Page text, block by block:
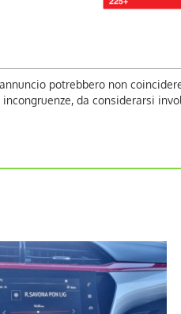
potrebbero non
da considerarsi